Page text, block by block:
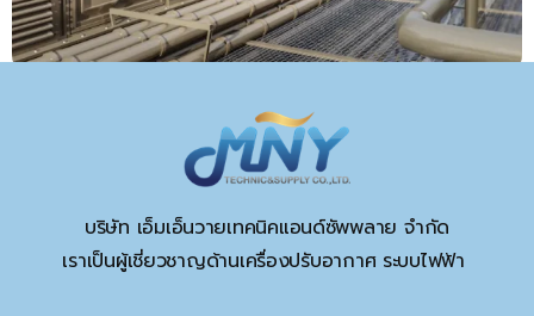
บริษัท เอ็มเอ็นวายเทคนิคแอนด์ซัพพลาย จำกัด
เราเป็นผู้เชี่ยวชาญด้านเครื่องปรับอากาศ ระบบไฟฟ้า